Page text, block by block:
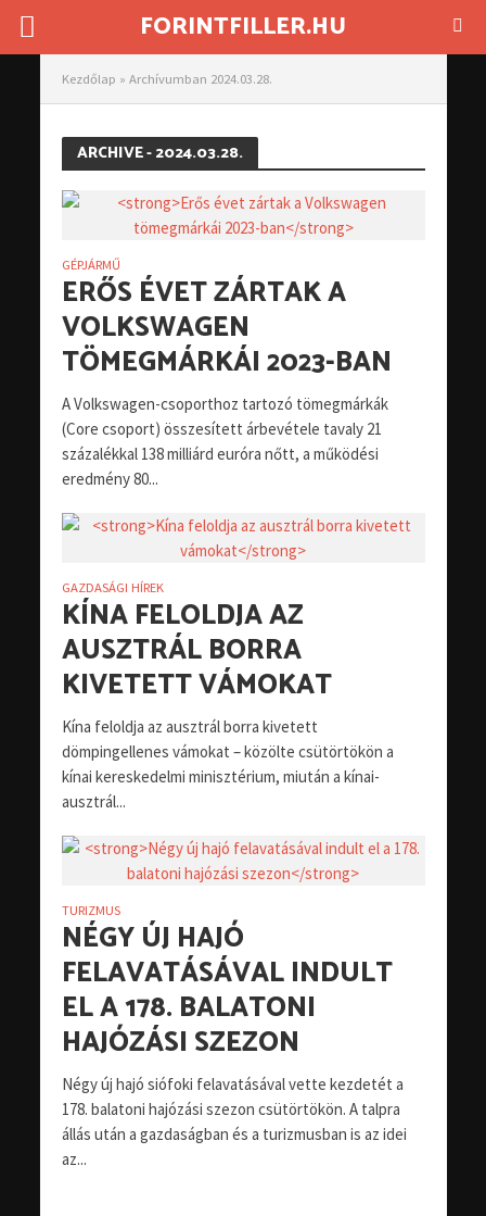
FORINTFILLER.HU
Kezdőlap » Archívumban 2024.03.28.
ARCHIVE - 2024.03.28.
GÉPJÁRMŰ
ERŐS ÉVET ZÁRTAK A
VOLKSWAGEN
TÖMEGMÁRKÁI 2023-BAN
A Volkswagen-csoporthoz tartozó tömegmárkák
(Core csoport) összesített árbevétele tavaly 21
százalékkal 138 milliárd euróra nőtt, a működési
eredmény 80...
GAZDASÁGI HÍREK
KÍNA FELOLDJA AZ
AUSZTRÁL BORRA
KIVETETT VÁMOKAT
Kína feloldja az ausztrál borra kivetett
dömpingellenes vámokat – közölte csütörtökön a
kínai kereskedelmi minisztérium, miután a kínai-
ausztrál...
TURIZMUS
NÉGY ÚJ HAJÓ
FELAVATÁSÁVAL INDULT
EL A 178. BALATONI
HAJÓZÁSI SZEZON
Négy új hajó siófoki felavatásával vette kezdetét a
178. balatoni hajózási szezon csütörtökön. A talpra
állás után a gazdaságban és a turizmusban is az idei
az...